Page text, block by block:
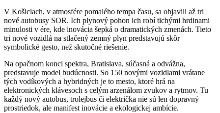
V Košiciach, v atmosfére pomalého tempa času, sa objavili až tri
nové autobusy SOR. Ich plynový pohon ich robí tichými hrdinami
minulosti v ére, kde inovácia šepká o dramatických zmenách. Tieto
tri nové vozidlá na stlačený zemný plyn predstavujú skôr
symbolické gesto, než skutočné riešenie.
Na opačnom konci spektra, Bratislava, súčasná a odvážna,
predstavuje model budúcnosti. So 150 novými vozidlami vrátane
tých vodíkových a hybridných je to mesto, ktoré hrá na
elektronických klávesoch s celým arzenálom zvukov a rytmov. Tu
každý nový autobus, trolejbus či električka nie sú len dopravný
prostriedok, ale manifest inovácie a ekologickej ambície.